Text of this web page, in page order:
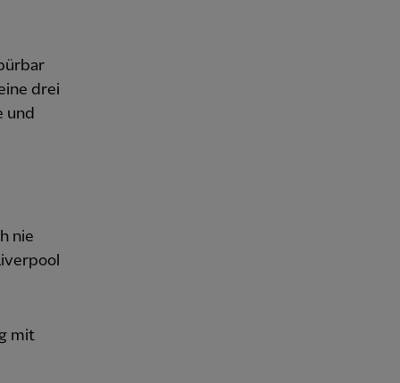
drei
und
nie
mit